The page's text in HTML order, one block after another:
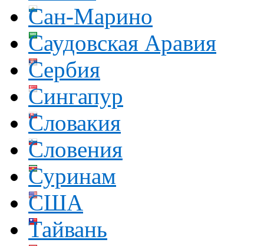
Сан-Марино
Саудовская Аравия
Сербия
Сингапур
Словакия
Словения
Суринам
США
Тайвань